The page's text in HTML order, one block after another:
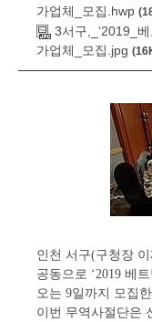
가업체_모집.hwp
3서구,_‘2019_
가업체_모집.jpg
인천 서구(구청장 이
공동으로 ‘2019 베
오는 9일까지 모집
이번 무역사절단은